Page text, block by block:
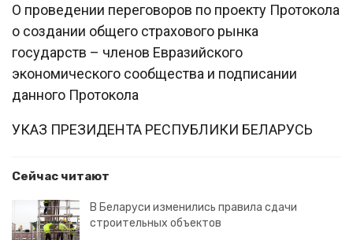
О проведении переговоров по проекту Протокола
о создании общего страхового рынка
государств – членов Евразийского
экономического сообщества и подписании
данного Протокола
УКАЗ ПРЕЗИДЕНТА РЕСПУБЛИКИ БЕЛАРУСЬ
Сейчас читают
В Беларуси изменились правила сдачи
строительных объектов